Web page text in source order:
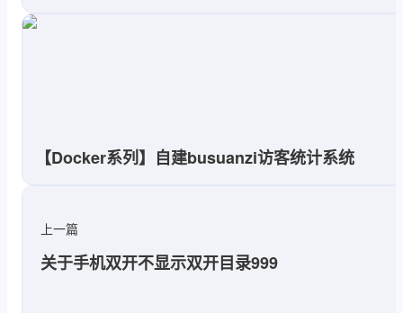
【Docker系列】自建busuanzi访客统计系统
上一篇
关于手机双开不显示双开目录999